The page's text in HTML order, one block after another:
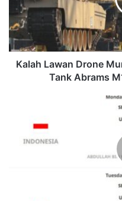
Kalah Lawan Drone
Tank Abrams